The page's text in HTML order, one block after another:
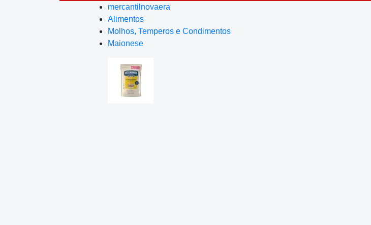
mercantilnovaera
Alimentos
Molhos, Temperos e Condimentos
Maionese